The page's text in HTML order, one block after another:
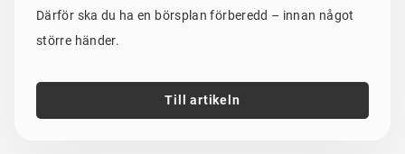
Därför ska du ha en börsplan förberedd – innan något
större händer.
Till artikeln